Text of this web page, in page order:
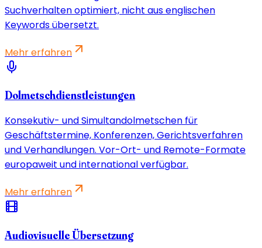
Suchverhalten optimiert, nicht aus englischen
Keywords übersetzt.
Mehr erfahren
Dolmetschdienstleistungen
Konsekutiv- und Simultandolmetschen für
Geschäftstermine, Konferenzen, Gerichtsverfahren
und Verhandlungen. Vor-Ort- und Remote-Formate
europaweit und international verfügbar.
Mehr erfahren
Audiovisuelle Übersetzung